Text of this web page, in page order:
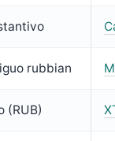
rubbian
(RUB)